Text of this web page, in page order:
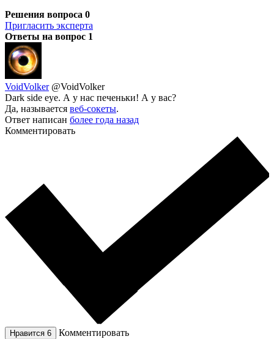
Решения вопроса 0
Пригласить эксперта
Ответы на вопрос 1
VoidVolker @VoidVolker
Dark side eye. А у нас печеньки! А у вас?
Да, называется веб-сокеты.
Ответ написан более года назад
Комментировать
Нравится 6 Комментировать